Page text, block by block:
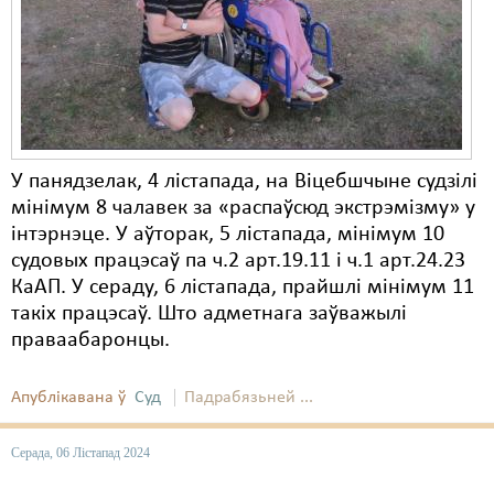
У панядзелак, 4 лістапада, на Віцебшчыне судзілі
мінімум 8 чалавек за «распаўсюд экстрэмізму» у
інтэрнэце. У аўторак, 5 лістапада, мінімум 10
судовых працэсаў па ч.2 арт.19.11 і ч.1 арт.24.23
КаАП. У сераду, 6 лістапада, прайшлі мінімум 11
такіх працэсаў. Што адметнага заўважылі
праваабаронцы.
Апублікавана ў Суд Падрабязьней ...
Серада, 06 Лістапад 2024
ЛПП
Мігранты
Мірныя сходы
Палітвязьні
Праваабаронцы
Правы дзіцяці
Пэнітэнцыярная сыстэма
Распальваньне варожасьці
Свабода слова